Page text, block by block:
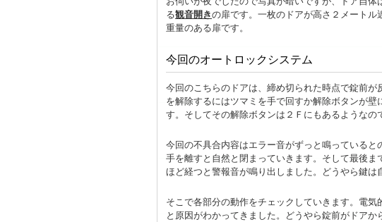
る観音開きの扉です。一枚のドアが高さ２メート
重量のある扉です。
今回のオートロックシステム
今回のこちらのドアは、締め切られた時点で錠前
を解除するにはツマミを手で回すか解除ボタンが
す。そしてその解除ボタンは２Ｆにもあるようなの
今回の不具合内容はエラー音がずっと鳴っていると
手を離すと自然と閉まっていきます。そして最後
ほど経つと警報音が鳴り出しました。どうやら鍵は
そこで各部分の動作をチェックしていきます。電
と原因がわかってきました。どうやら錠前がドア